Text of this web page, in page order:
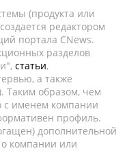
(продукта или
редактором
портала CNews.
разделов
статьи,
а также
Таким образом, чем
с именем компании
профиль.
дополнительной
компании или